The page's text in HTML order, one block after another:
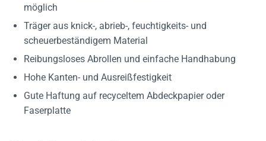
möglich
Träger aus knick-, abrieb-, feuchtigkeits- und
scheuerbeständigem Material
Reibungsloses Abrollen und einfache Handhabung
Hohe Kanten- und Ausreißfestigkeit
Gute Haftung auf recyceltem Abdeckpapier oder
Faserplatte